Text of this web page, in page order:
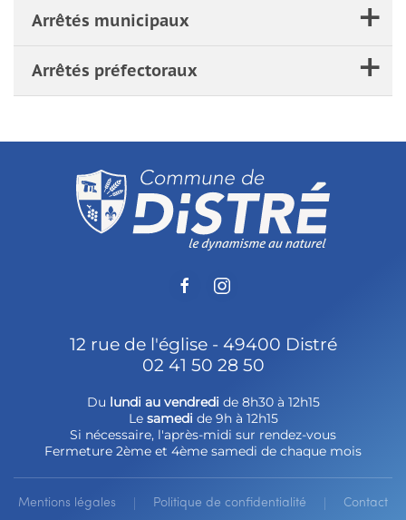
+
Arrêtés municipaux
+
Arrêtés préfectoraux
12 rue de l'église - 49400 Distré
02 41 50 28 50
Du lundi au vendredi de 8h30 à 12h15
Le samedi de 9h à 12h15
Si nécessaire, l'après-midi sur rendez-vous
Fermeture 2ème et 4ème samedi de chaque mois
Mentions légales Politique de confidentialité Contact